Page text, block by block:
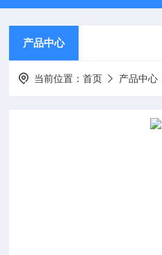
产品中心
当前位置：首页 产品中心